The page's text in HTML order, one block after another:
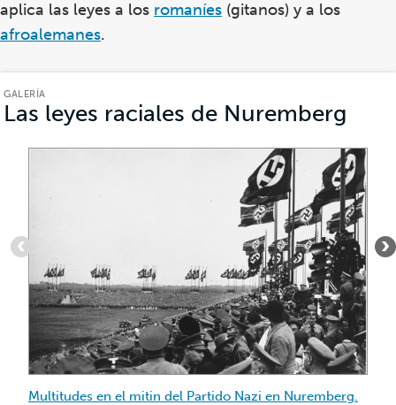
aplica las leyes a los romaníes (gitanos) y a los
afroalemanes.
GALERÍA
Las leyes raciales de Nuremberg
:
Multitudes
en
el
mitin
del
Partido
Nazi
Multitudes en el mitin del Partido Nazi en Nuremberg.